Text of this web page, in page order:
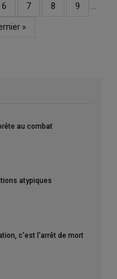
Page
6 Page
7 Page
8 Page
9
»
au combat
atypiques
c'est l'arrêt de mort